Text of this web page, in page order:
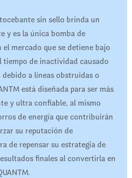
sin sello brinda un
y es la única bomba de
mercado que se detiene bajo
tiempo de inactividad causado
a líneas obstruidas o
está diseñada para ser más
y ultra confiable, al mismo
de energía que contribuirán
su reputación de
de repensar su estrategia de
finales al convertirla en